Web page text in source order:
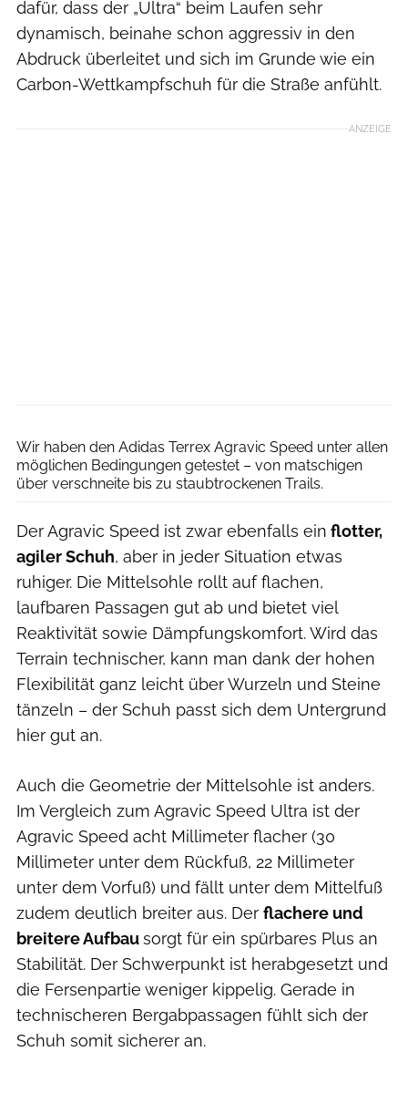
dafür, dass der „Ultra“ beim Laufen sehr
dynamisch, beinahe schon aggressiv in den
Abdruck überleitet und sich im Grunde wie ein
Carbon-Wettkampfschuh für die Straße anfühlt.
ANZEIGE
Wir haben den Adidas Terrex Agravic Speed unter allen
möglichen Bedingungen getestet – von matschigen
über verschneite bis zu staubtrockenen Trails.
Der Agravic Speed ist zwar ebenfalls ein flotter,
agiler Schuh, aber in jeder Situation etwas
ruhiger. Die Mittelsohle rollt auf flachen,
laufbaren Passagen gut ab und bietet viel
Reaktivität sowie Dämpfungskomfort. Wird das
Terrain technischer, kann man dank der hohen
Flexibilität ganz leicht über Wurzeln und Steine
tänzeln – der Schuh passt sich dem Untergrund
hier gut an.
Auch die Geometrie der Mittelsohle ist anders.
Im Vergleich zum Agravic Speed Ultra ist der
Agravic Speed acht Millimeter flacher (30
Millimeter unter dem Rückfuß, 22 Millimeter
unter dem Vorfuß) und fällt unter dem Mittelfuß
zudem deutlich breiter aus. Der flachere und
breitere Aufbausorgt für ein spürbares Plus an
Stabilität. Der Schwerpunkt ist herabgesetzt und
die Fersenpartie weniger kippelig. Gerade in
technischeren Bergabpassagen fühlt sich der
Schuh somit sicherer an.